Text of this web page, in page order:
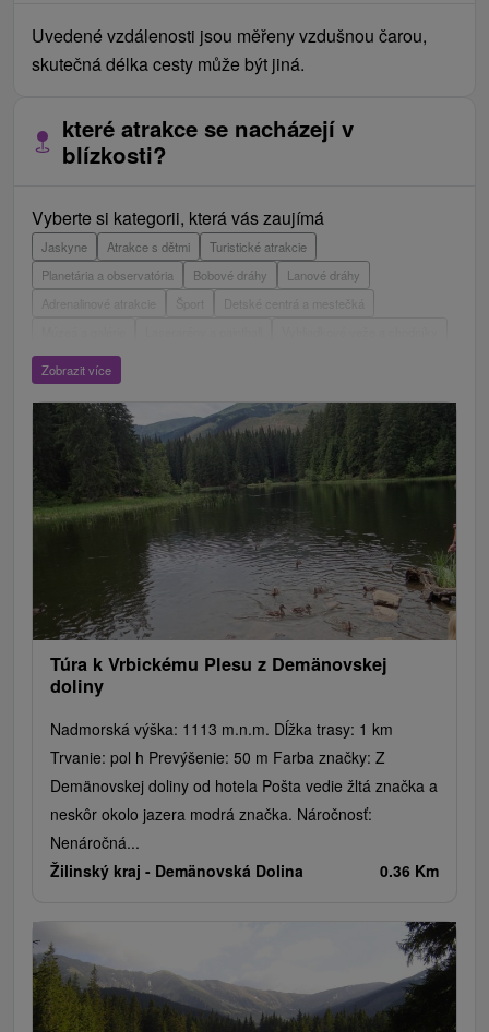
Uvedené vzdálenosti jsou měřeny vzdušnou čarou,
skutečná délka cesty může být jiná.
které atrakce se nacházejí v
blízkosti?
Vyberte si kategorii, která vás zaujímá
Jaskyne Atrakce s dětmi
Turistické atrakcie
Planetária a observatória
Bobové dráhy
Lanové dráhy
Adrenalinové atrakcie
Detské centrá a mestečká
ZOO a zvieracie farmy
Hrady, zámky, zrúcaniny
Mestské a zámocké parky
Vyhliadkové lety a plavby
Štíty
Jazerá, plesá, vodné nádrže
Pamätníky
Drevené kostolíky Pramene Divadlá
Jazda na koni
Túry a turistické chodníky
Kaštiele
Plte, rafting, splavy
Architektonické stavby
Lyžiarske strediská
Golfové ihriská
Motokárové dráhy
Amfiteátre a kiná v prírode
Vínne cesty
Cyklotrasy
Zobrazit více
Túra k Vrbickému Plesu z Demänovskej
doliny
Nadmorská výška: 1113 m.n.m. Dĺžka trasy: 1 km
Trvanie: pol h Prevýšenie: 50 m Farba značky: Z
Demänovskej doliny od hotela Pošta vedie žltá značka a
neskôr okolo jazera modrá značka. Náročnosť:
Nenáročná...
Žilinský kraj - Demänovská Dolina 0.36 Km